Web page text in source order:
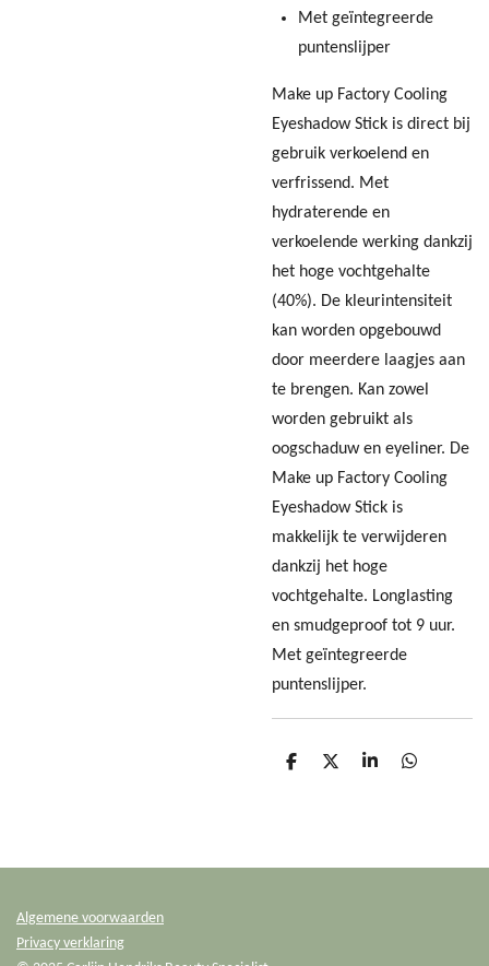
Met geïntegreerde
puntenslijper
Make up Factory Cooling
Eyeshadow Stick is direct bij
gebruik verkoelend en
verfrissend. Met
hydraterende en
verkoelende werking dankzij
het hoge vochtgehalte
(40%). De kleurintensiteit
kan worden opgebouwd
door meerdere laagjes aan
te brengen. Kan zowel
worden gebruikt als
oogschaduw en eyeliner. De
Make up Factory Cooling
Eyeshadow Stick is
makkelijk te verwijderen
dankzij het hoge
vochtgehalte. Longlasting
en smudgeproof tot 9 uur.
Met geïntegreerde
puntenslijper.
D
D
S
D
Algemene voorwaarden
Privacy verklaring